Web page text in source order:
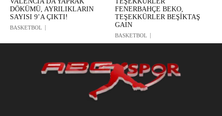
DÖKÜMÜ, AYRILIKLARIN
SAYISI 9’A ÇIKTI!
BASKETBOL
FENERBAHÇE BEKO,
TEŞEKKÜRLER BEŞİKTAŞ
GAIN
BASKETBOL